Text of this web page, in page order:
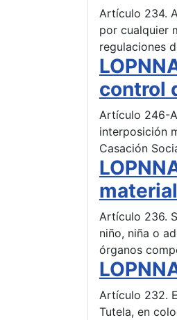
Artículo 234.
por cualquier
regulaciones
control
Artículo 246-
interposición
Casación
Artículo 236.
niño, niña o
órganos
Artículo 232.
Tutela, en